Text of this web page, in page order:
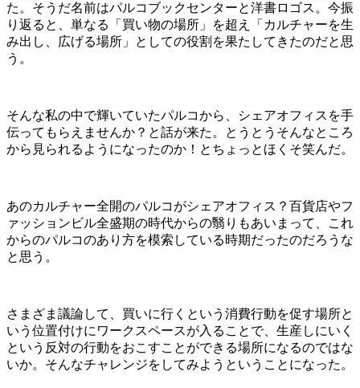
た。そうだ名前はパルコブックセンターと洋書ロゴス。今振
り返ると、単なる「買い物の場所」を超え「カルチャーを生
み出し、広げる場所」としての役割を果たしてきたのだと思
う。
そんな私の中で輝いていたパルコから、シェアオフィスを手
伝ってもらえませんか？と話が来た。とうとうそんなところ
から見られるようになったのか！とちょっとほくそ笑んだ。
あのカルチャー全開のパルコがシェアオフィス？百貨店やフ
ァッションビル全盛期の時代からの翳りもあいまって、これ
からのパルコのあり方を模索している時期だったのだろうな
と思う。
さまざま議論して、買いに行くという消費行動を促す場所と
いう位置付けにワークスペースが入ることで、生産しにいく
という反対の行動をおこすことができる場所になるのではな
いか。そんなチャレンジをしてみようということになった。